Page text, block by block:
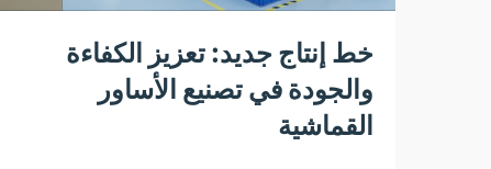
خط إنتاج جديد: تعزيز الكفاءة
والجودة في تصنيع الأساور
القماشية